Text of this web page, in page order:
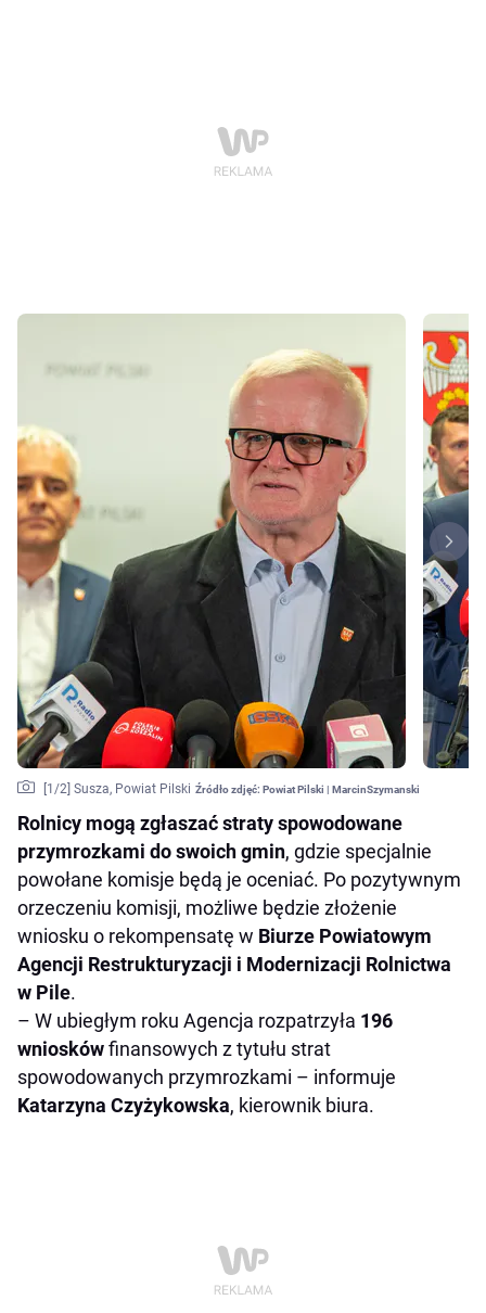
1 /2] Susza, Powiat Pilski Źródło zdjęć: Powiat Pilski | MarcinSzymanski
Rolnicy mogą zgłaszać straty spowodowane
przymrozkami do swoich gmin, gdzie specjalnie
powołane komisje będą je oceniać. Po pozytywnym
orzeczeniu komisji, możliwe będzie złożenie
wniosku o rekompensatę w Biurze Powiatowym
Agencji Restrukturyzacji i Modernizacji Rolnictwa
w Pile.
– W ubiegłym roku Agencja rozpatrzyła 196
wnioskówfinansowych z tytułu strat
spowodowanych przymrozkami – informuje
Katarzyna Czyżykowska, kierownik biura.